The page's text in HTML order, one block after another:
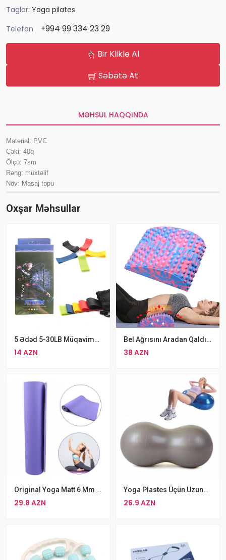
Taglar: Yoga pilates
Telefon
+994 99 334 23 29
Bir Kliklə Al
Səbətə At
MƏHSUL HAQQINDA
Material: PVC
Çəki: 40q
Ölçü: 7sm
Rəng: müxtəlif
Növ: Masaj topu
Oxşar Məhsullar
5 Ədəd 5-30LB Müqavimət Bantları AYAQ JQUTU
14 AZN
Bel Ağrısını Aradan Qaldırmaq Üçün Yarim Silinder
38 AZN
Original Yoga Matt 6 Mm İki Tərəfli Mor Rəngli Yoqa Plastes Matı
29.8 AZN
Yoga Plastes Üçün Uzunsov Pilates Topu Ortada Trapezoid Oval Pilates Topu
26.9 AZN